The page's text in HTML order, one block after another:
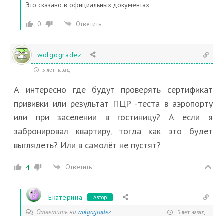
Это сказано в официальных документах
0 Ответить
wolgogradez
5 лет назад
А интересно где будут проверять сертификат
прививки или результат ПЦР -теста в аэропорту
или при заселении в гостиницу? А если я
забронировал квартиру, тогда как это будет
выглядеть? Или в самолёт не пустят?
4 Ответить
Екатерина Автор
Ответить наwolgogradez 5 лет назад